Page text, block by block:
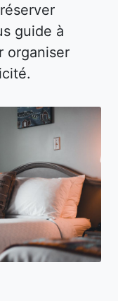
guide à
organiser